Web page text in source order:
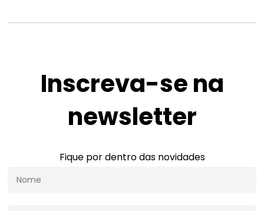
Inscreva-se na
newsletter
Fique por dentro das novidades